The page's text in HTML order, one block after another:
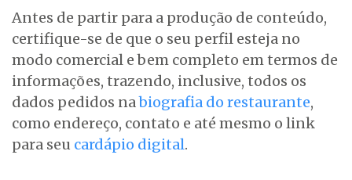
Antes de partir para a produção de conteúdo,
certifique-se de que o seu perfil esteja no
modo comercial e bem completo em termos de
informações, trazendo, inclusive, todos os
dados pedidos nabiografia do restaurante,
como endereço, contato e até mesmo o link
para seu cardápio digital.